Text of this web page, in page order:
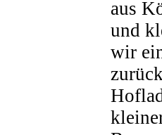
aus
und
wir